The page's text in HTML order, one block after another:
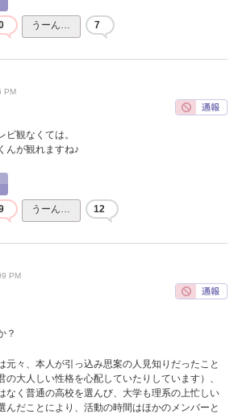
うーん… 7
PM
ビ観なくては。
んが観れますね♪
うーん… 12
PM
？
元々、本人が引っ込み思案の人見知りだったこと
の大人しい性格を心配していたりしています）、
なく普通の高校を選んび、大学も理系の上忙しい
んだことにより、活動の時間はほかのメンバーと